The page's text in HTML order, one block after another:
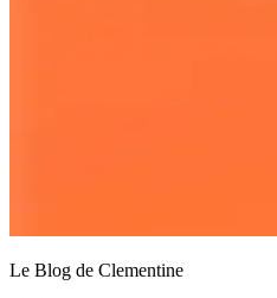
Le Blog de Clementine